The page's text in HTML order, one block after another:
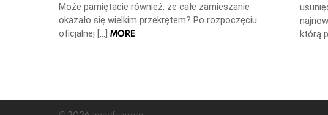
Może pamiętacie również, że całe zamieszanie
okazało się wielkim przekrętem? Po rozpoczęciu
oficjalnej […] MORE
którą